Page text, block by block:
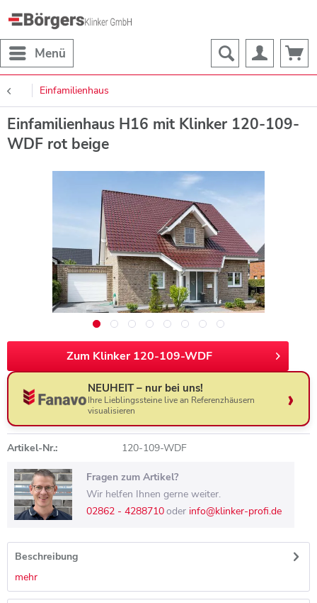
Menü
Einfamilienhaus
Einfamilienhaus H16 mit Klinker 120-109-
WDF rot beige
Zum Klinker 120-109-WDF
NEUHEIT – nur bei uns!
Ihre Lieblingssteine live an Referenzhäusern
visualisieren
Artikel-Nr.: 120-109-WDF
Fragen zum Artikel?
Wir helfen Ihnen gerne weiter.
02862 - 4288710oder info@klinker-profi.de
Beschreibung
mehr